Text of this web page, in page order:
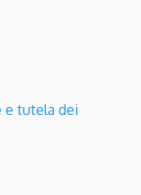
e tutela dei